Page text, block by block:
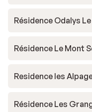
Résidence Odalys
Résidence Le Mont
Residence les
Résidence Les